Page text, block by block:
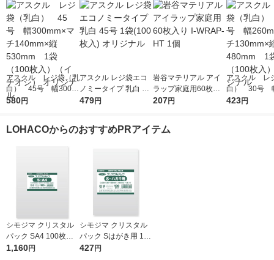
アスクル レジ袋（乳
白） 45号 幅300m
m×マチ140mm×縦53
リジナル
580円
アスクル レジ袋エコ
ノミータイプ 乳白 45
号 1袋(100枚入) オリ
479円
岩谷マテリアル アイ
ラップ家庭用60枚入
り I-WRAP-HT 1個
207円
アスクル レ
白） 30号
m×マチ
423円
LOHACOからのおすすめPRアイテム
シモジマ クリスタル
パック SA4 100枚入 6
739200 1袋(100枚入)
1,160円
シモジマ クリスタル
パック Sはがき用 100
枚入 6751700 1袋(10
427円